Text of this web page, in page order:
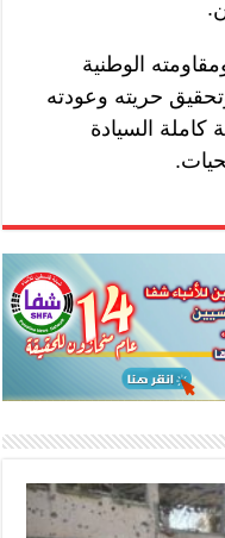
الوطنية
حريته وعودته
كاملة السيادة